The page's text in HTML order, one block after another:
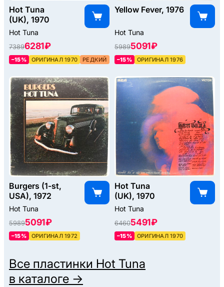
Hot Tuna
(UK), 1970
Hot Tuna
73896281 ₽
–15% ОРИГИНАЛ 1970 РЕДКИЙ
Yellow Fever, 1976
Hot Tuna
59895091 ₽
–15% ОРИГИНАЛ 1976
Burgers (1-st,
USA), 1972
Hot Tuna
59895091 ₽
–15% ОРИГИНАЛ 1972
Hot Tuna
(UK), 1970
Hot Tuna
64605491 ₽
–15% ОРИГИНАЛ 1970
Все пластинки Hot Tuna
в каталоге →